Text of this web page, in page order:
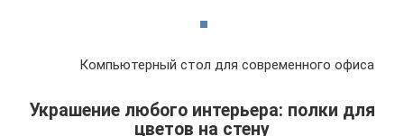
Компьютерный стол для современного офиса
Украшение любого интерьера: полки для
цветов на стену